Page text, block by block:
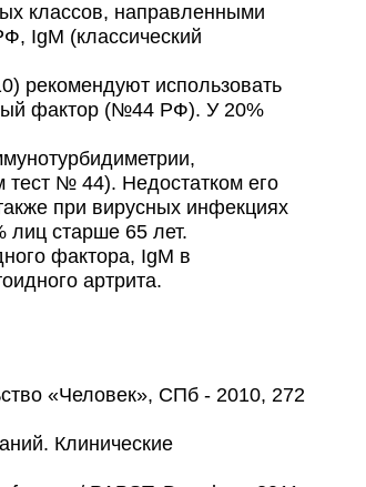
классов, направленными
IgM (классический
рекомендуют использовать
фактор (№44 РФ). У 20%
тест № 44). Недостатком его
при вирусных инфекциях
лиц старше 65 лет.
фактора, IgM в
артрита.
«Человек», СПб - 2010, 272
Клинические